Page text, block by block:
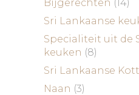
Bijgerechten (14)
Sri Lankaanse
Specialiteit uit de
keuken (8)
Sri Lankaanse
Naan (3)